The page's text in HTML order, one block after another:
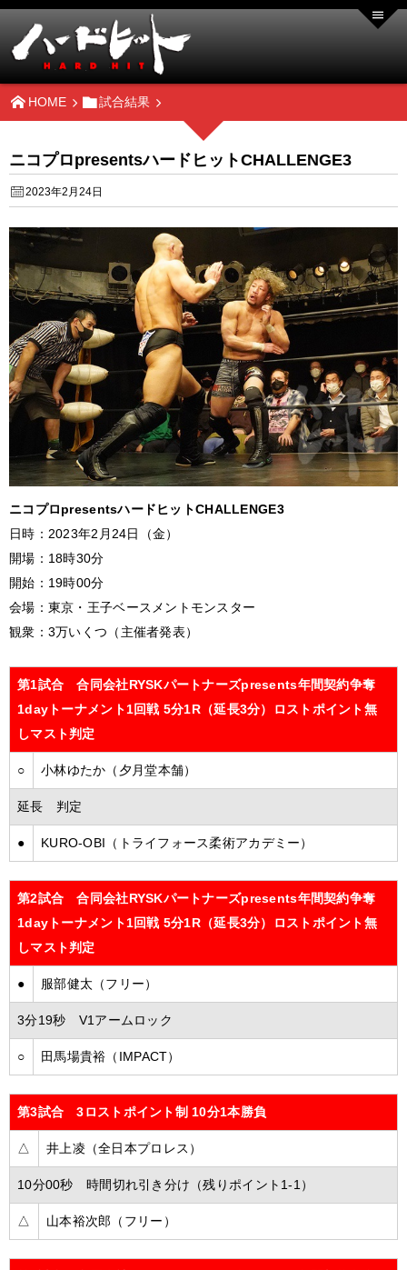
HOME 試合結果
ニコプロpresentsハードヒットCHALLENGE3
2023年2月24日
ニコプロpresentsハードヒットCHALLENGE3
日時：2023年2月24日（金）
開場：18時30分
開始：19時00分
会場：東京・王子ベースメントモンスター
観衆：3万いくつ（主催者発表）
第1試合 合同会社RYSKパートナーズpresents年間契約争奪
1dayトーナメント1回戦 5分1R（延長3分）ロストポイント無
しマスト判定
○ 小林ゆたか（夕月堂本舗）
延長 判定
● KURO-OBI（トライフォース柔術アカデミー）
第2試合 合同会社RYSKパートナーズpresents年間契約争奪
1dayトーナメント1回戦 5分1R（延長3分）ロストポイント無
しマスト判定
● 服部健太（フリー）
3分19秒 V1アームロック
○ 田馬場貴裕（IMPACT）
第3試合 3ロストポイント制 10分1本勝負
△ 井上凌（全日本プロレス）
10分00秒 時間切れ引き分け（残りポイント1-1）
△ 山本裕次郎（フリー）